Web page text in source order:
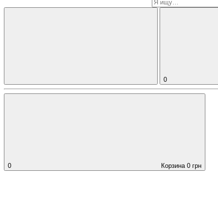
0
0 Корзина 0 грн